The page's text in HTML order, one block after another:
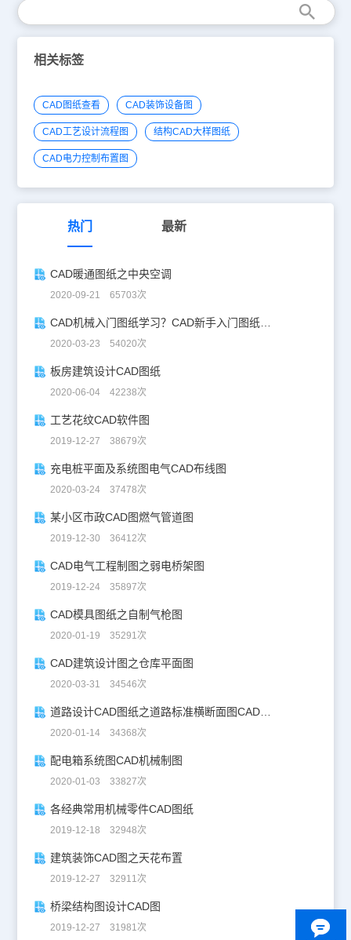
相关标签
CAD图纸查看 CAD装饰设备图
CAD工艺设计流程图 结构CAD大样图纸
CAD电力控制布置图
热门 最新
CAD暖通图纸之中央空调
2020-09-21 65703次
CAD机械入门图纸学习？CAD新手入门图纸练习
2020-03-23 54020次
板房建筑设计CAD图纸
2020-06-04 42238次
工艺花纹CAD软件图
2019-12-27 38679次
充电桩平面及系统图电气CAD布线图
2020-03-24 37478次
某小区市政CAD图燃气管道图
2019-12-30 36412次
CAD电气工程制图之弱电桥架图
2019-12-24 35897次
CAD模具图纸之自制气枪图
2020-01-19 35291次
CAD建筑设计图之仓库平面图
2020-03-31 34546次
道路设计CAD图纸之道路标准横断面图CAD图纸
2020-01-14 34368次
配电箱系统图CAD机械制图
2020-01-03 33827次
各经典常用机械零件CAD图纸
2019-12-18 32948次
建筑装饰CAD图之天花布置
2019-12-27 32911次
桥梁结构图设计CAD图
2019-12-27 31981次